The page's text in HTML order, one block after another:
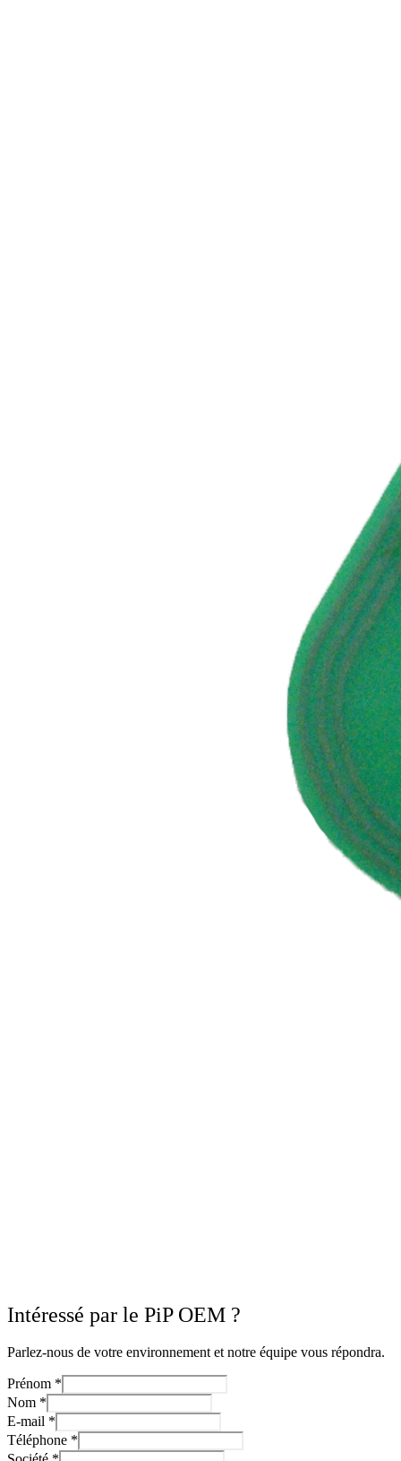
Intéressé par le PiP OEM ?
Parlez-nous de votre environnement et notre équipe vous répondra.
Prénom *
Nom *
E-mail *
Téléphone *